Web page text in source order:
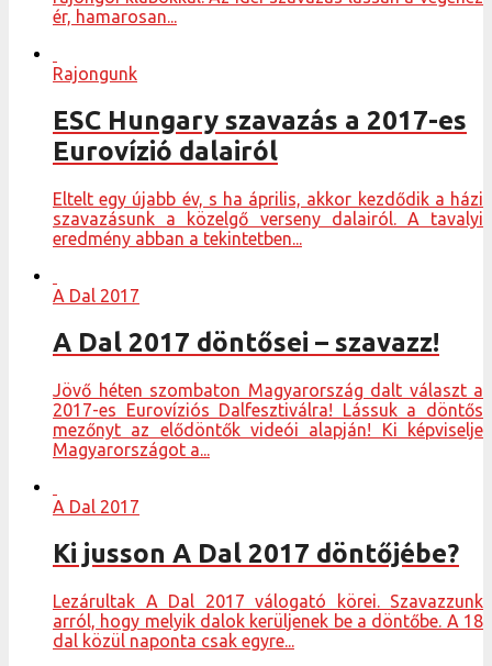
ér, hamarosan...
Rajongunk
ESC Hungary szavazás a 2017-es
Eurovízió dalairól
Eltelt egy újabb év, s ha április, akkor kezdődik a házi
szavazásunk a közelgő verseny dalairól. A tavalyi
eredmény abban a tekintetben...
A Dal 2017
A Dal 2017 döntősei – szavazz!
Jövő héten szombaton Magyarország dalt választ a
2017-es Eurovíziós Dalfesztiválra! Lássuk a döntős
mezőnyt az elődöntők videói alapján! Ki képviselje
Magyarországot a...
A Dal 2017
Ki jusson A Dal 2017 döntőjébe?
Lezárultak A Dal 2017 válogató körei. Szavazzunk
arról, hogy melyik dalok kerüljenek be a döntőbe. A 18
dal közül naponta csak egyre...